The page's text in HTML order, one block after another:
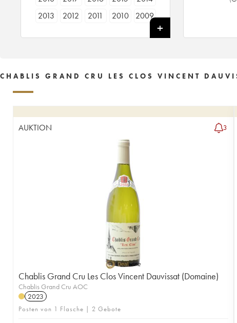
2013
2012 2011 2010
2009
CHABLIS GRAND CRU LES CLOS VINCENT
AUKTION 3
Chablis Grand Cru Les Clos Vincent Dauvissat (Domaine)
Chablis Grand Cru AOC
2023
Posten von 1 Flasche | 2 Gebote